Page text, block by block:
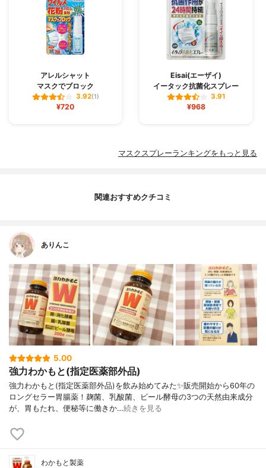
アレルシャット
マスクでブロック
3.92(1)
¥720
Eisai(エーザイ)
イータック抗菌化スプレー
3.91
¥968
マスクスプレーランキングをもっと見る
関連おすすめクチコミ
ありんこ
5.00
強力わかもと(指定医薬部外品)
強力わかもと(指定医薬部外品)を飲み始めてみた✨販売開始から60年の
ロングセラー胃腸薬！麹菌、乳酸菌、ビール酵母の3つの天然由来成分
が、胃もたれ、便秘等に働きか…続きを見る
わかもと製薬